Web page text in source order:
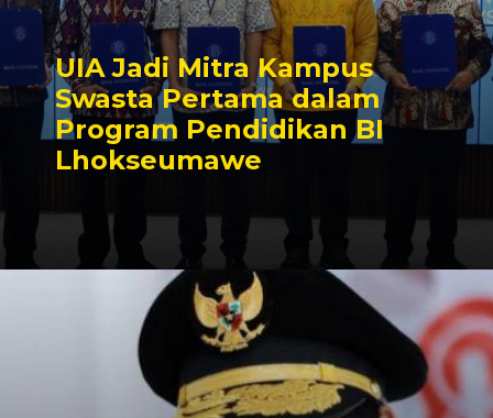
UIA Jadi Mitra Kampus
Swasta Pertama dalam
Program Pendidikan BI
Lhokseumawe